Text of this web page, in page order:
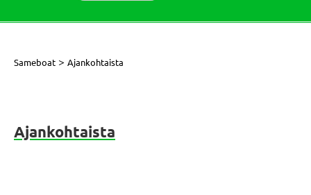
Sameboat > Ajankohtaista
Ajankohtaista